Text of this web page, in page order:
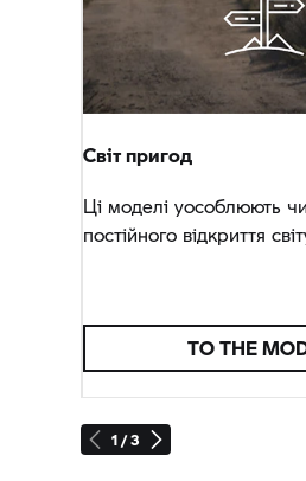
1 / 3
Світ пригод
Ці моделі уособлюють
постійного відкриття
TO THE